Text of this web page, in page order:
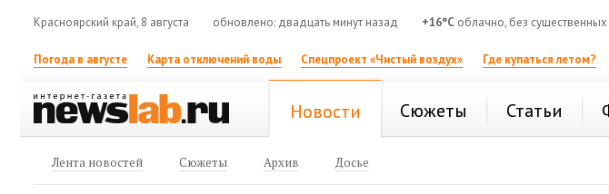
Красноярский край, 8 августа обновлено: двадцать минут назад +16°C облачно, без
Погода в августе Карта отключений воды Спецпроект «Чистый воздух» Где купаться летом?
Новости Сюжеты Статьи
Лента новостей Сюжеты Архив Досье